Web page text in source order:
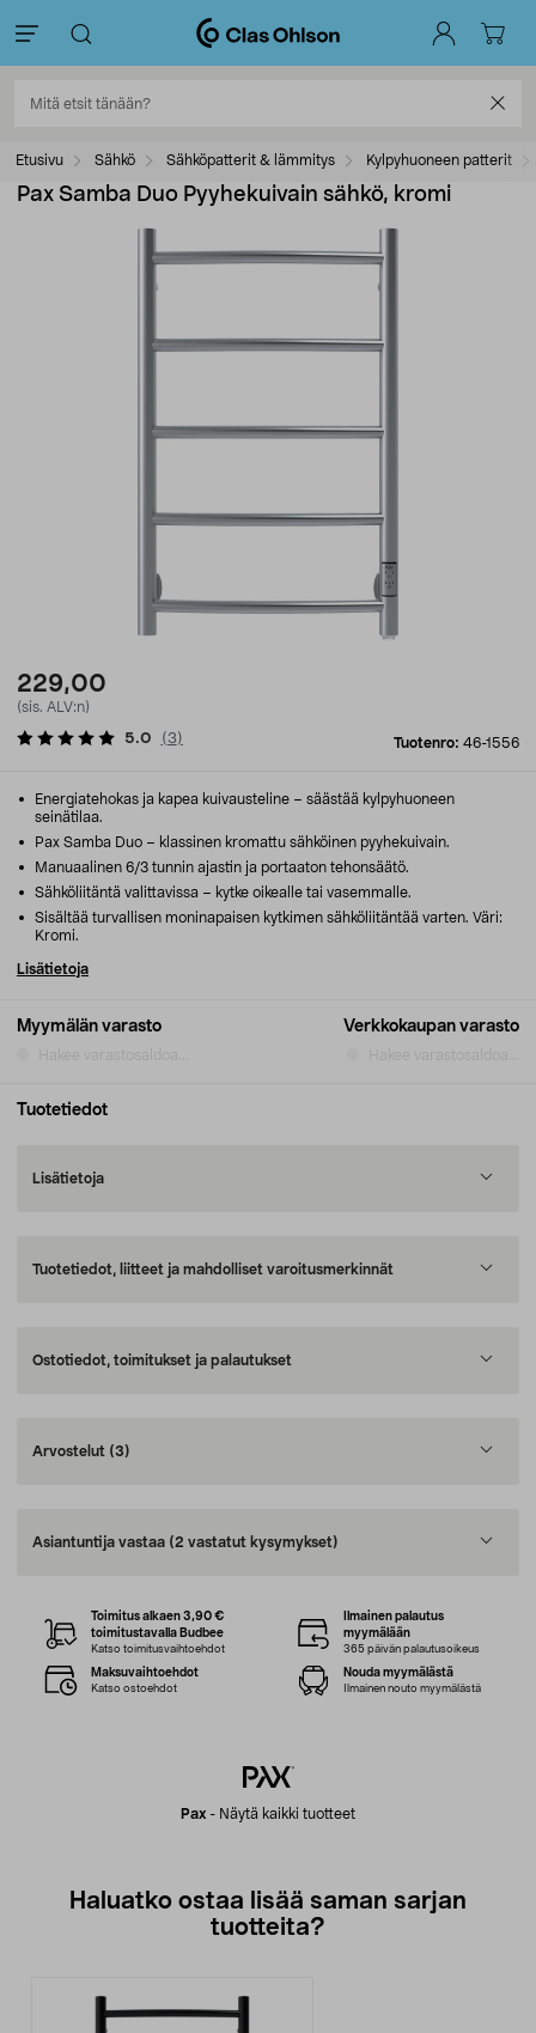
Etusivu Sähkö Sähköpatterit & lämmitys Kylpyhuoneen patterit
Pax Samba Duo Pyyhekuivain sähkö, kromi
229,00
(sis. ALV:n)
Tuotenro: 46-1556
5.0 (3)
Myymälän varasto Verkkokaupan varasto
Energiatehokas ja kapea kuivausteline – säästää kylpyhuoneen
seinätilaa.
Pax Samba Duo – klassinen kromattu sähköinen pyyhekuivain.
Manuaalinen 6/3 tunnin ajastin ja portaaton tehonsäätö.
Sähköliitäntä valittavissa – kytke oikealle tai vasemmalle.
Sisältää turvallisen moninapaisen kytkimen sähköliitäntää varten. Väri:
Kromi.
Lisätietoja
Tuotetiedot
Lisätietoja
Tuotetiedot, liitteet ja mahdolliset varoitusmerkinnät
Ostotiedot, toimitukset ja palautukset
Arvostelut (3)
Asiantuntija vastaa (2 vastatut kysymykset)
Pax - Näytä kaikki tuotteet
Toimitus alkaen 3,90 €
toimitustavalla Budbee
Katso toimitusvaihtoehdot
Ilmainen palautus
myymälään
365 päivän palautusoikeus
Maksuvaihtoehdot
Katso ostoehdot
Nouda myymälästä
Ilmainen nouto myymälästä
Haluatko ostaa lisää saman sarjan
tuotteita?